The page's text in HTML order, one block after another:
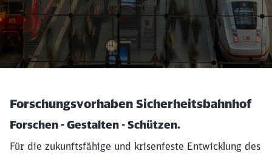
Forschungsvorhaben Sicherheitsbahnhof
Forschen - Gestalten - Schützen.
Für die zukunftsfähige und krisenfeste Entwicklung des